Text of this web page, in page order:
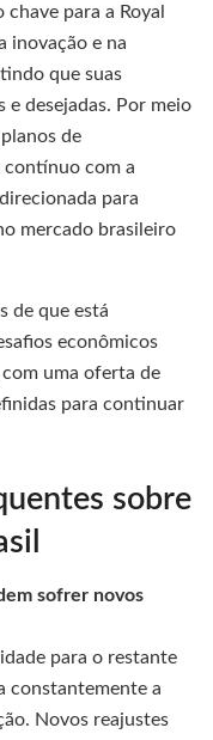
para a Royal
inovação e na
que suas
e desejadas. Por meio
de
contínuo com a
para
mercado brasileiro
de que está
econômicos
uma oferta de
para continuar
sobre
sofrer novos
para o restante
constantemente a
Novos reajustes